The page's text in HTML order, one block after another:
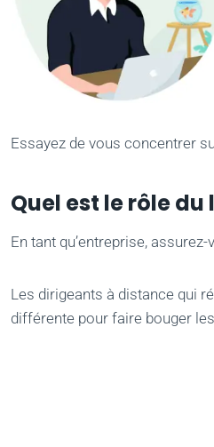
Essayez de vous concentrer
Quel est le rôle
En tant qu’entreprise,
Les dirigeants à distance qui
différente pour faire bouger